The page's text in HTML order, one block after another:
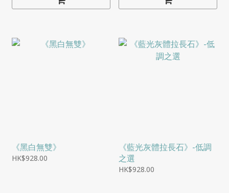
《黑白無雙》
HK$928.00
《藍光灰體拉長石》-低調
之選
HK$928.00